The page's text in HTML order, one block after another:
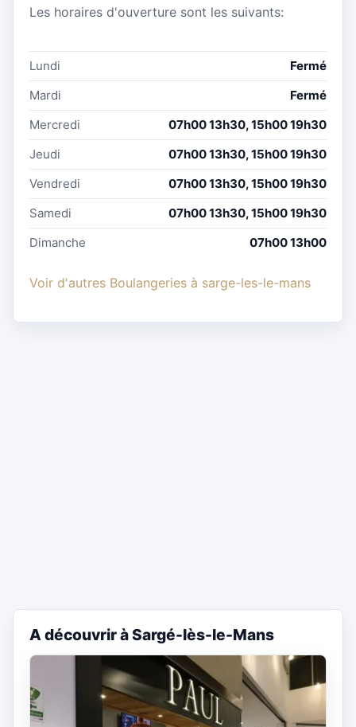
Les horaires d'ouverture sont les suivants:
Lundi
Fermé
Mardi
Fermé
Mercredi
07h00 13h30, 15h00 19h30
Jeudi
07h00 13h30, 15h00 19h30
Vendredi
07h00 13h30, 15h00 19h30
Samedi
07h00 13h30, 15h00 19h30
Dimanche
07h00 13h00
Voir d'autres Boulangeries à sarge-les-le-mans
A découvrir à Sargé-lès-le-Mans